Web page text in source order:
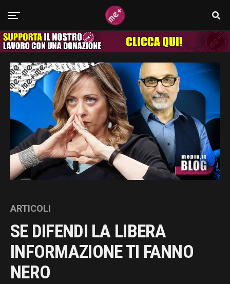
ARTICOLI
SE DIFENDI LA LIBERA
INFORMAZIONE TI FANNO
NERO